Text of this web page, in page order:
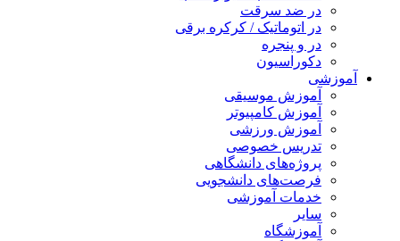
در ضد سرقت
در اتوماتیک / کرکره برقی
در و پنجره
دکوراسیون
آموزشی
آموزش موسیقی
آموزش کامپیوتر
آموزش ورزشی
تدریس خصوصی
پروژه‌های دانشگاهی
فرصت‌های دانشجویی
خدمات آموزشی
سایر
آموزشگاه